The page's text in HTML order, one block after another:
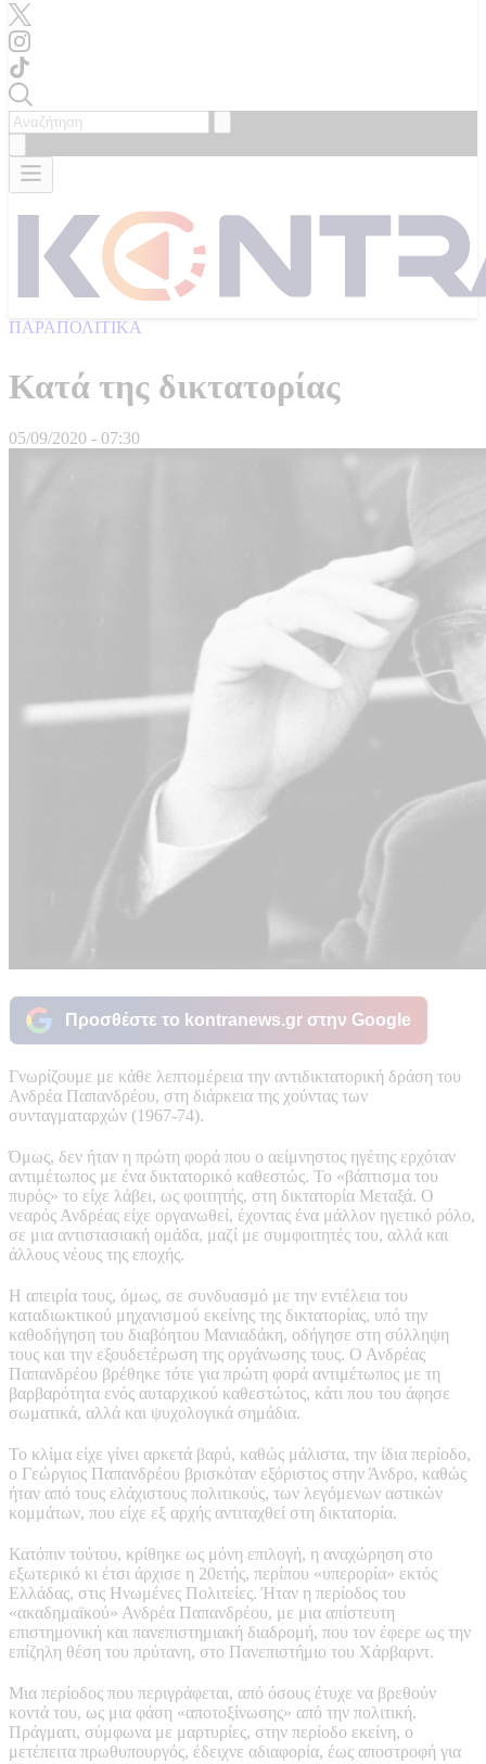
ΠΑΡΑΠΟΛΙΤΙΚΑ
Κατά της δικτατορίας
05/09/2020 - 07:30
Προσθέστε το kontranews.gr στην Google
Γνωρίζουμε με κάθε λεπτομέρεια την αντιδικτατορική δράση του
Ανδρέα Παπανδρέου, στη διάρκεια της χούντας των
συνταγματαρχών (1967-74).
Όμως, δεν ήταν η πρώτη φορά που ο αείμνηστος ηγέτης ερχόταν
αντιμέτωπος με ένα δικτατορικό καθεστώς. Το «βάπτισμα του
πυρός» το είχε λάβει, ως φοιτητής, στη δικτατορία Μεταξά. Ο
νεαρός Ανδρέας είχε οργανωθεί, έχοντας ένα μάλλον ηγετικό ρόλο,
σε μια αντιστασιακή ομάδα, μαζί με συμφοιτητές του, αλλά και
άλλους νέους της εποχής.
Η απειρία τους, όμως, σε συνδυασμό με την εντέλεια του
καταδιωκτικού μηχανισμού εκείνης της δικτατορίας, υπό την
καθοδήγηση του διαβόητου Μανιαδάκη, οδήγησε στη σύλληψη
τους και την εξουδετέρωση της οργάνωσης τους. Ο Ανδρέας
Παπανδρέου βρέθηκε τότε για πρώτη φορά αντιμέτωπος με τη
βαρβαρότητα ενός αυταρχικού καθεστώτος, κάτι που του άφησε
σωματικά, αλλά και ψυχολογικά σημάδια.
Το κλίμα είχε γίνει αρκετά βαρύ, καθώς μάλιστα, την ίδια περίοδο,
ο Γεώργιος Παπανδρέου βρισκόταν εξόριστος στην Άνδρο, καθώς
ήταν από τους ελάχιστους πολιτικούς, των λεγόμενων αστικών
κομμάτων, που είχε εξ αρχής αντιταχθεί στη δικτατορία.
Κατόπιν τούτου, κρίθηκε ως μόνη επιλογή, η αναχώρηση στο
εξωτερικό κι έτσι άρχισε η 20ετής, περίπου «υπερορία» εκτός
Ελλάδας, στις Ηνωμένες Πολιτείες. Ήταν η περίοδος του
«ακαδημαϊκού» Ανδρέα Παπανδρέου, με μια απίστευτη
επιστημονική και πανεπιστημιακή διαδρομή, που τον έφερε ως την
επίζηλη θέση του πρύτανη, στο Πανεπιστήμιο του Χάρβαρντ.
Μια περίοδος που περιγράφεται, από όσους έτυχε να βρεθούν
κοντά του, ως μια φάση «αποτοξίνωσης» από την πολιτική.
Πράγματι, σύμφωνα με μαρτυρίες, στην περίοδο εκείνη, ο
μετέπειτα πρωθυπουργός, έδειχνε αδιαφορία, έως αποστροφή για